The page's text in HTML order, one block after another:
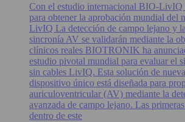
Con el estudio internacional BIO-LivIQ
para obtener la aprobación mundial del
LivIQ La detección de campo lejano y
sincronía AV se validarán mediante la
clínicos reales BIOTRONIK ha
estudio pivotal mundial para evaluar el
sin cables LivIQ. Esta solución de
dispositivo único está diseñada para
auriculoventricular (AV) mediante la
avanzada de campo lejano. Las
dentro de este